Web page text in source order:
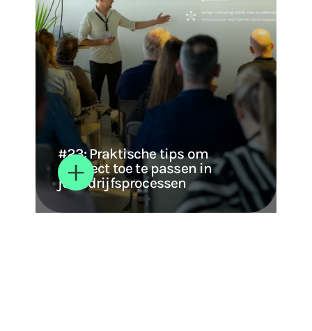
#23: Praktische tips om
AI direct toe te passen in
je bedrijfsprocessen